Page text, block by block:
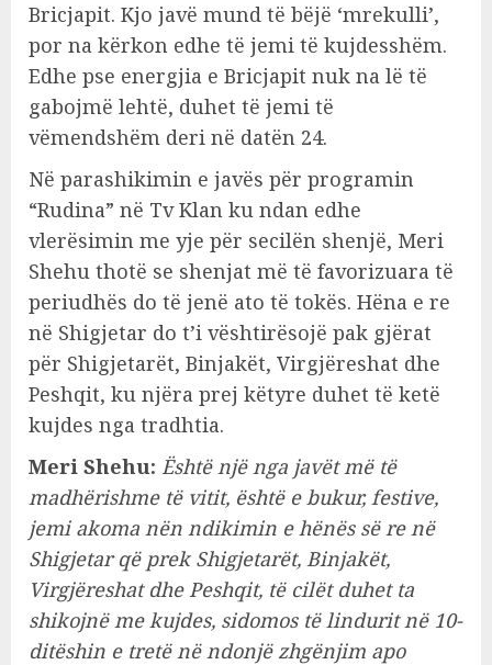
Bricjapit. Kjo javë mund të bëjë ‘mrekulli’,
por na kërkon edhe të jemi të kujdesshëm.
Edhe pse energjia e Bricjapit nuk na lë të
gabojmë lehtë, duhet të jemi të
vëmendshëm deri në datën 24.
Në parashikimin e javës për programin
“Rudina” në Tv Klan ku ndan edhe
vlerësimin me yje për secilën shenjë, Meri
Shehu thotë se shenjat më të favorizuara të
periudhës do të jenë ato të tokës. Hëna e re
në Shigjetar do t’i vështirësojë pak gjërat
për Shigjetarët, Binjakët, Virgjëreshat dhe
Peshqit, ku njëra prej këtyre duhet të ketë
kujdes nga tradhtia.
Meri Shehu: Është një nga javët më të
madhërishme të vitit, është e bukur, festive,
jemi akoma nën ndikimin e hënës së re në
Shigjetar që prek Shigjetarët, Binjakët,
Virgjëreshat dhe Peshqit, të cilët duhet ta
shikojnë me kujdes, sidomos të lindurit në 10-
ditëshin e tretë në ndonjë zhgënjim apo